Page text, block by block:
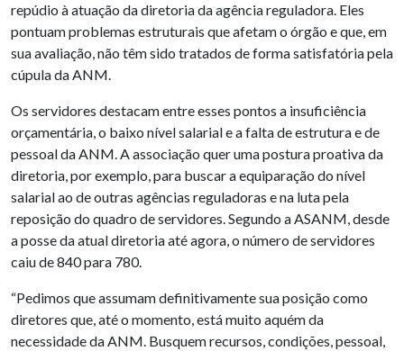
repúdio à atuação da diretoria da agência reguladora. Eles
pontuam problemas estruturais que afetam o órgão e que, em
sua avaliação, não têm sido tratados de forma satisfatória pela
cúpula da ANM.
Os servidores destacam entre esses pontos a insuficiência
orçamentária, o baixo nível salarial e a falta de estrutura e de
pessoal da ANM. A associação quer uma postura proativa da
diretoria, por exemplo, para buscar a equiparação do nível
salarial ao de outras agências reguladoras e na luta pela
reposição do quadro de servidores. Segundo a ASANM, desde
a posse da atual diretoria até agora, o número de servidores
caiu de 840 para 780.
“Pedimos que assumam definitivamente sua posição como
diretores que, até o momento, está muito aquém da
necessidade da ANM. Busquem recursos, condições, pessoal,